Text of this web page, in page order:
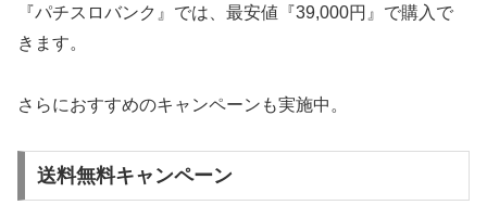
『パチスロバンク』では、最安値『39,000円』で購入で
きます。
さらにおすすめのキャンペーンも実施中。
送料無料キャンペーン